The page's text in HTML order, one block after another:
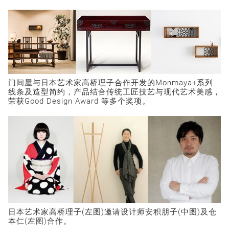
门间屋与日本艺术家高桥理子合作开发的Monmaya+系列
线条及造型简约，产品结合传统工匠技艺与现代艺术美感，
荣获Good Design Award 等多个奖项。
日本艺术家高桥理子(左图)邀请设计师安积朋子(中图)及仓
本仁(左图)合作。